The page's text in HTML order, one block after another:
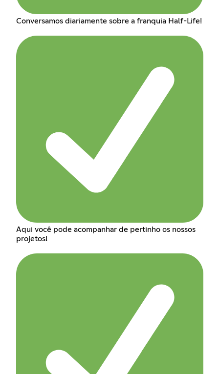
Conversamos diariamente sobre a franquia Half-Life!
Aqui você pode acompanhar de pertinho os nossos
projetos!